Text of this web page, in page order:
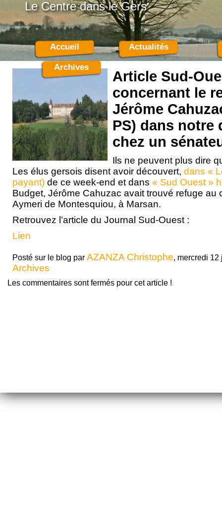
Le Centre dans le Gers
Accueil Actualités
Archives
Article Sud-
concernant le
Jérôme
PS) dans
chez un
Ils ne peuvent plus dire
Les élus gersois disent avoir découvert, dans «
payant) de ce week-end et dans « Sud Ouest »
Budget, Jérôme Cahuzac avait trouvé refuge au
Aymeri de Montesquiou, à Marsan.
Retrouvez l’article du Journal Sud-Ouest :
Lien
Posté sur le blog par AZANZA Christophe, mercredi 12
Archives
Les commentaires sont fermés pour cet article !